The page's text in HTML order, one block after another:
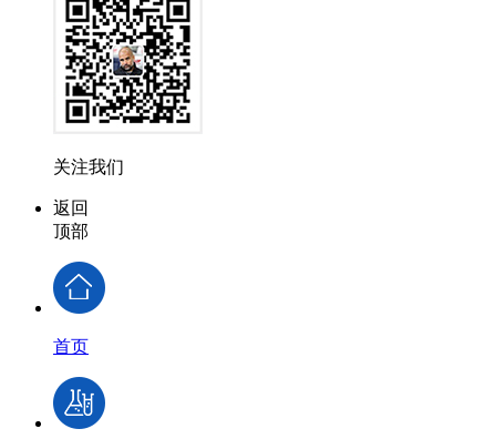
关注我们
返回
顶部
首页